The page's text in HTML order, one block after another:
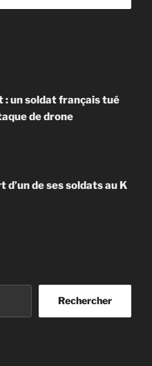
: un soldat français tué
de drone
d’un de ses soldats au K
Rechercher